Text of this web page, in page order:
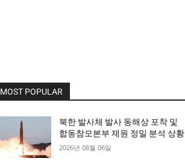
MOST POPULAR
북한 발사체 발사 동해상 포착 및
합동참모본부 제원 정밀 분석 상황
2026년 08월 06일